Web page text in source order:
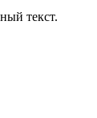
текст.